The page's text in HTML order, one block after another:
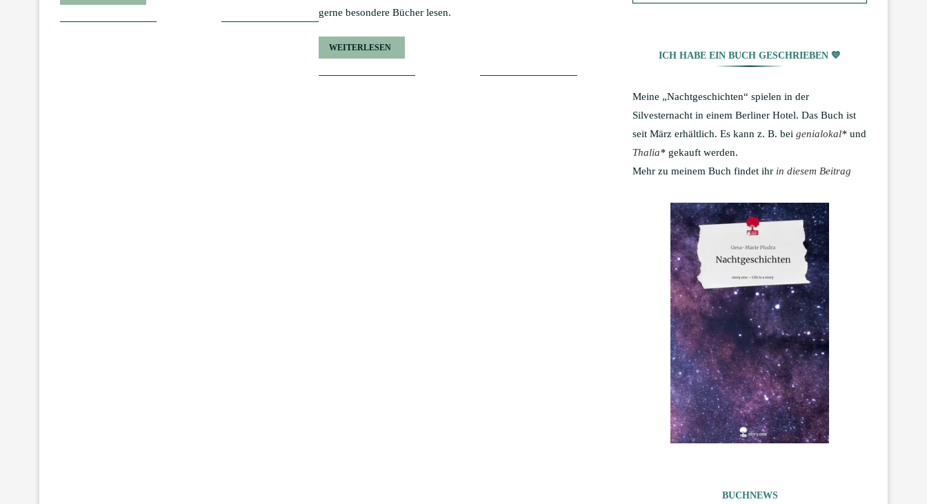
gerne besondere Bücher lesen.
WEITERLESEN
ICH HABE EIN BUCH GESCHRIEBEN 💙
Meine „Nachtgeschichten“ spielen in der
Silvesternacht in einem Berliner Hotel. Das Buch ist
seit März erhältlich. Es kann z. B. bei genialokal* und
Thalia* gekauft werden.
Mehr zu meinem Buch findet ihr in diesem Beitrag
BUCHNEWS